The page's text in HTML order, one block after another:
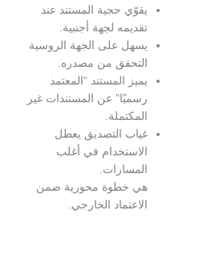
حجية المستند عند
لجهة أجنبية.
على الجهة الروسية
من مصدره.
المستند “المعتمد
عن المستندات غير
التصديق يعطل
في أغلب
خطوة محورية ضمن
الخارجي.